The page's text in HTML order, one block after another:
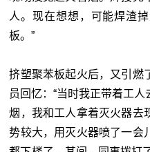
人。现在想想，可能焊渣
板。”
挤塑聚苯板起火后，又引燃
员回忆：“当时我正带着工
烟，我和工人拿着灭火器去
势较大，用灭火器喷了一会